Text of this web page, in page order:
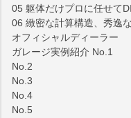
05 躯体だけプロに任せて
06 緻密な計算構造、秀逸
オフィシャルディーラー
ガレージ実例紹介 No.1
No.2
No.3
No.4
No.5